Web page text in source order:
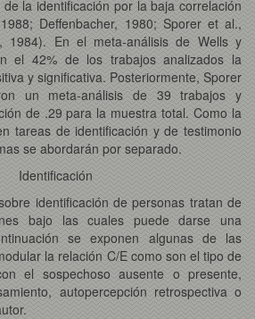
la identificación por la baja correlación
Deffenbacher, 1980; Sporer et al.,
1984). En el meta-análisis de Wells y
el 42% de los trabajos analizados la
y significativa. Posteriormente, Sporer
un meta-análisis de 39 trabajos y
de .29 para la muestra total. Como la
tareas de identificación y de testimonio
se abordarán por separado.
Identificación
identificación de personas tratan de
bajo las cuales puede darse una
se exponen algunas de las
la relación C/E como son el tipo de
el sospechoso ausente o presente,
autopercepción retrospectiva o